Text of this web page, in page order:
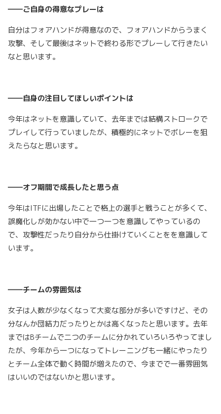
――ご自身の得意なプレーは
自分はフォアハンドが得意なので、フォアハンドからうまく
攻撃、そして最後はネットで終わる形でプレーして行きたい
なと思います。
――自身の注目してほしいポイントは
今年はネットを意識していて、去年までは結構ストロークで
プレイして行っていましたが、積極的にネットでボレーを狙
えたらなと思います。
――オフ期間で成長したと思う点
今年はITFに出場したことで格上の選手と戦うことが多くて、
誤魔化しが効かない中で一つ一つを意識してやっているの
で、攻撃性だったり自分から仕掛けていくことをを意識して
います。
――チームの雰囲気は
女子は人数が少なくなって大変な部分が多いですけど、その
分なんか団結力だったりとかは高くなったと思います。去年
まではBチームで二つのチームに分かれていろいろやってまし
たが、今年から一つになってトレーニングも一緒にやったり
とチーム全体で動く時間が増えたので、今までで一番雰囲気
はいいのではないかと思います。